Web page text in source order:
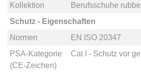
Kollektion
Berufsschuhe
Schutz - Eigenschaften
Normen
EN ISO 20347
PSA-Kategorie
(CE-Zeichen)
Cat I - Schutz vor